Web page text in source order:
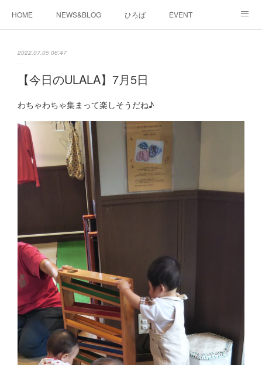
HOME NEWS&BLOG ひろば EVENT
2022.07.05 06:47
【今日のULALA】7月5日
わちゃわちゃ集まって楽しそうだね♪